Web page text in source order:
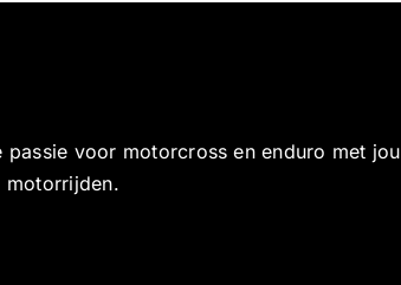
voor motorcross en enduro met jou
motorrijden.